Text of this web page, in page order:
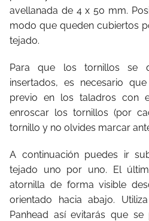
avellanada de 4 x 50 mm.
modo que queden cubiertos
tejado.
Para que los tornillos se
insertados, es necesario
previo en los taladros con
enroscar los tornillos (por
tornillo y no olvides marcar
A continuación puedes ir
tejado uno por uno. El
atornilla de forma visible
orientado hacia abajo.
Panhead así evitarás que